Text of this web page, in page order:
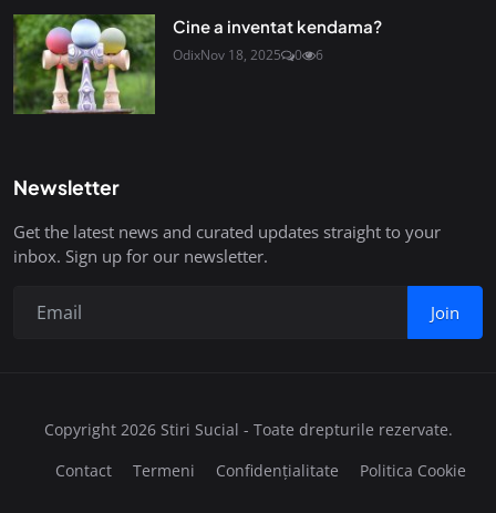
Cine a inventat kendama?
OdixNov 18, 2025 0 6
Newsletter
Get the latest news and curated updates straight to your
inbox. Sign up for our newsletter.
Join
Copyright 2026 Stiri Sucial - Toate drepturile rezervate.
Contact
Termeni Confidențialitate Politica Cookie